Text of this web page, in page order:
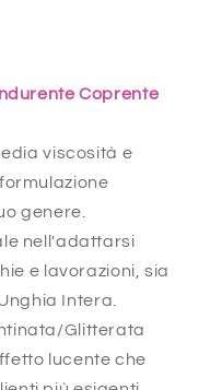
Coprente
viscosità e
genere.
nell'adattarsi
e lavorazioni, sia
Intera.
Glitterata
lucente che